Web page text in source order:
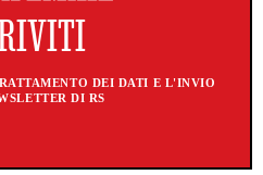
DEI DATI E L'INVIO
DI RS